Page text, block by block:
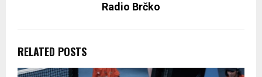
Radio Brčko
RELATED POSTS